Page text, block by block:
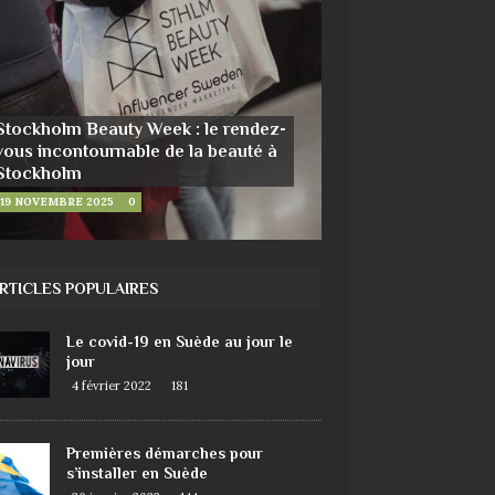
Beauty Week : le rendez-
incontournable de la beauté à
19 NOVEMBRE 2025 0
POPULAIRES
Le covid-19 en Suède au jour le
jour
4 février 2022 181
Premières démarches pour
s’installer en Suède